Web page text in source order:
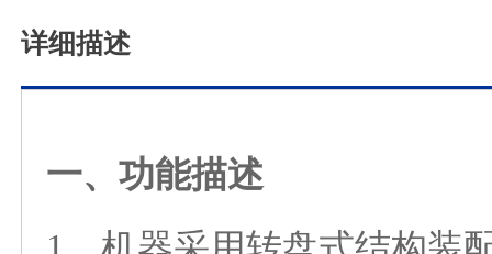
详细描述
一、功能描述